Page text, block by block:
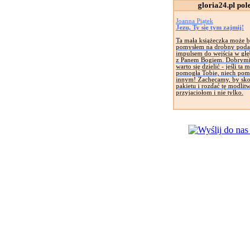
gloria24.pl
Joanna Piątek
Jezu, Ty się tym zajmij!
Ta mała książeczka może
pomysłem na drobny
impulsem do wejścia w
z Panem Bogiem.
warto się dzielić - jeśli ta
pomogła Tobie, niech
innym! Zachęcamy, by
pakietu i rozdać tę
przyjaciołom i nie tylko.